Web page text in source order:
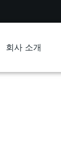
회사 소개